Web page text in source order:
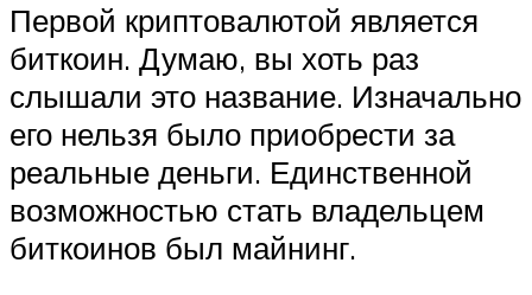
Первой криптовалютой является
биткоин. Думаю, вы хоть раз
слышали это название. Изначально
его нельзя было приобрести за
реальные деньги. Единственной
возможностью стать владельцем
биткоинов был майнинг.